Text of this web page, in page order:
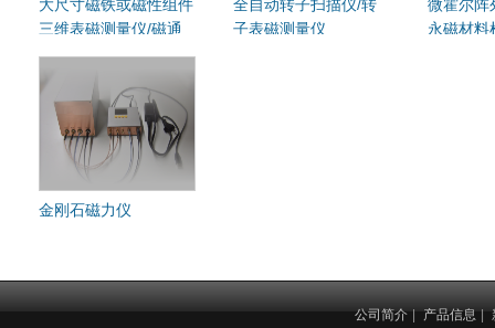
大尺寸磁铁或磁性组件
三维表磁测量仪/磁通
测量仪
全自动转子扫描仪/转
子表磁测量仪
微霍尔阵
永磁材料
金刚石磁力仪
公司简介 | 产品信息 |